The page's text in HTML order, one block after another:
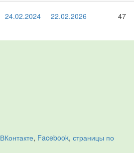
24.02.2024 22.02.2026 47
ВКонтакте, Facebook, страницы по